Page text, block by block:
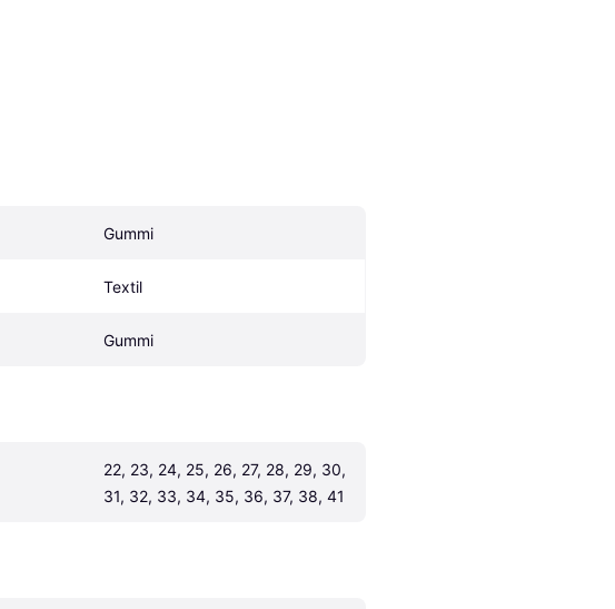
Gummi
Textil
Gummi
22, 23, 24, 25, 26, 27, 28, 29, 30,
31, 32, 33, 34, 35, 36, 37, 38, 41